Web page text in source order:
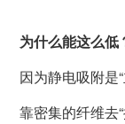
为什么能这么低
因为静电吸附是
靠密集的纤维去